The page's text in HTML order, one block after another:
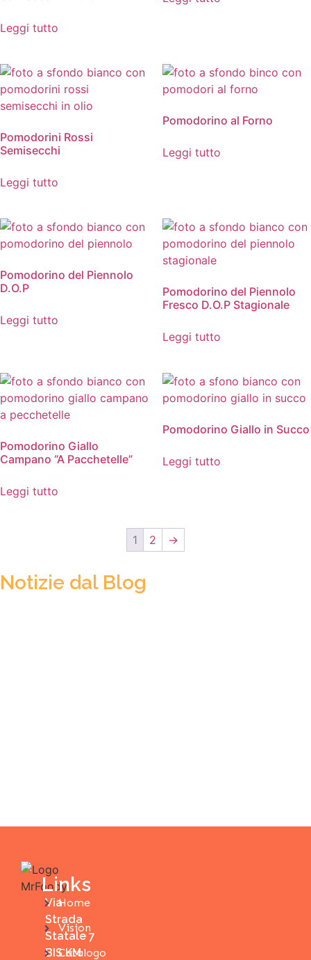
Leggi tutto
Pomodorini Rossi
Semisecchi
Leggi tutto
Pomodorino al Forno
Leggi tutto
Pomodorino del Piennolo
D.O.P
Leggi tutto
Pomodorino del Piennolo
Fresco D.O.P Stagionale
Leggi tutto
Pomodorino Giallo
Campano “A Pacchetelle”
Leggi tutto
Pomodorino Giallo in Succo
Leggi tutto
1 2 →
Notizie dal Blog
Via
Strada
Statale 7
BIS KM
Links
Home
Vision
Catalogo